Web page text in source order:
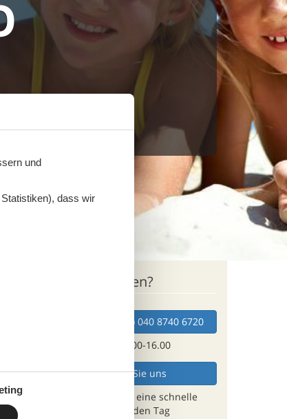
Haben Sie Fragen?
Wählen Sie (+49) 040 8740 6720
Mo - Fr 10.00-16.00
Mailen Sie uns
Und erhalten Sie eine schnelle
Antwort, jeden Tag
und
dass wir